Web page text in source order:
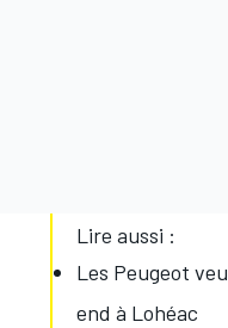
Lire aussi :
Les Peugeot
end à Lohéac